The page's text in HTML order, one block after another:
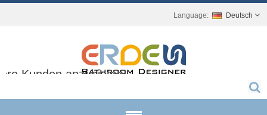
Deutsch
Kunden anzubieten.